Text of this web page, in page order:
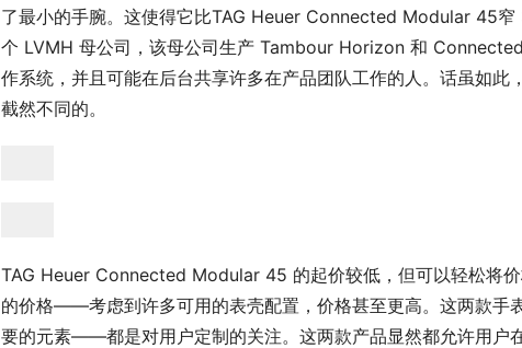
了最小的手腕。这使得它比TAG Heuer Connected Modular 45
个 LVMH 母公司，该母公司生产 Tambour Horizo​​n 和
作系统，并且可能在后台共享许多在产品团队工作的人。话虽如
截然不同的。
TAG Heuer Connected Modular 45 的起价较低，但可以轻松将
的价格——考虑到许多可用的表壳配置，价格甚至更高。这两款
要的元素——都是对用户定制的关注。这两款产品显然都允许用户